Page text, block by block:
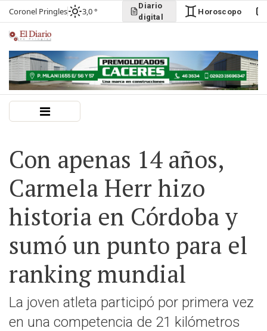
Coronel Pringles 3,0 °
Diario
digital
Horoscopo
Con apenas 14 años,
Carmela Herr hizo
historia en Córdoba y
sumó un punto para el
ranking mundial
La joven atleta participó por primera vez
en una competencia de 21 kilómetros